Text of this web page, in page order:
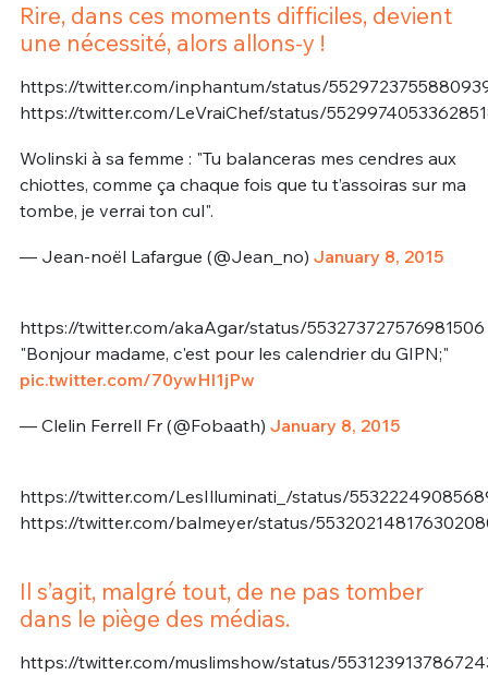
Rire, dans ces moments difficiles, devient
une nécessité, alors allons-y !
https://twitter.com/inphantum/status/
https://twitter.com/LeVraiChef/status/
Wolinski à sa femme : "Tu balanceras mes cendres aux
chiottes, comme ça chaque fois que tu t’assoiras sur ma
tombe, je verrai ton cul".
— Jean-noël Lafargue (@Jean_no) January 8, 2015
https://twitter.com/akaAgar/status/553273727576981506
"Bonjour madame, c'est pour les calendrier du GIPN;"
pic.twitter.com/70ywHl1jPw
— Clelin Ferrell Fr (@Fobaath) January 8, 2015
https://twitter.com/LesIlluminati_/status/
https://twitter.com/balmeyer/status/
Il s’agit, malgré tout, de ne pas tomber
dans le piège des médias.
https://twitter.com/muslimshow/status/